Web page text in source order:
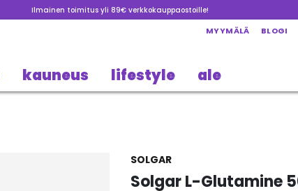
Ilmainen toimitus yli 89€ verkkokauppaostoille!
MYYMÄLÄ BLOGI
kauneus lifestyle ale
SOLGAR
Solgar L-Glutamine